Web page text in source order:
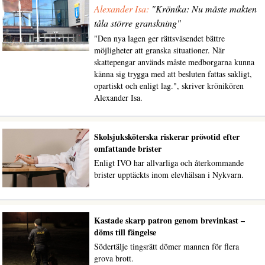
Alexander Isa: "Krönika: Nu måste makten
tåla större granskning"
"Den nya lagen ger rättsväsendet bättre
möjligheter att granska situationer. När
skattepengar används måste medborgarna kunna
känna sig trygga med att besluten fattas sakligt,
opartiskt och enligt lag.", skriver krönikören
Alexander Isa.
Skolsjuksköterska riskerar prövotid efter
omfattande brister
Enligt IVO har allvarliga och återkommande
brister upptäckts inom elevhälsan i Nykvarn.
Kastade skarp patron genom brevinkast –
döms till fängelse
Södertälje tingsrätt dömer mannen för flera
grova brott.